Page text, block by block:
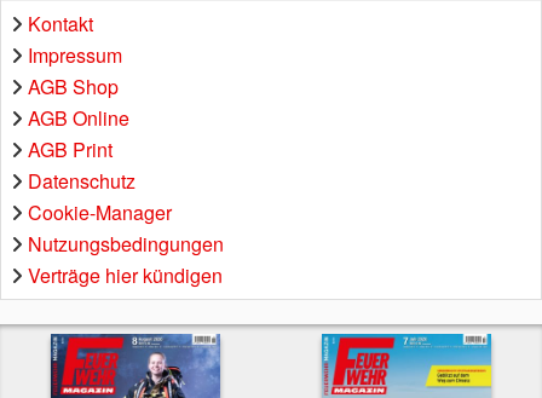
Kontakt
Impressum
AGB Shop
AGB Online
AGB Print
Datenschutz
Cookie-Manager
Nutzungsbedingungen
Verträge hier kündigen